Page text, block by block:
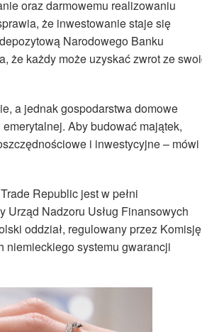
oraz darmowemu realizowaniu
że inwestowanie staje się
Narodowego Banku
że każdy może uzyskać zwrot ze
a jednak gospodarstwa domowe
Aby budować majątek,
i inwestycyjne – mówi
Republic jest w pełni
Nadzoru Usług Finansowych
oddział, regulowany przez Komisję
niemieckiego systemu gwarancji